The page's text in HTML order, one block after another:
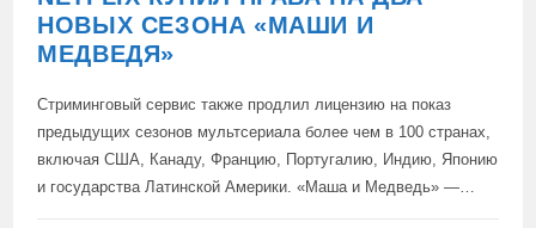
НОВЫХ СЕЗОНА «МАШИ И
МЕДВЕДЯ»
Стриминговый сервис также продлил лицензию на показ
предыдущих сезонов мультсериала более чем в 100 странах,
включая США, Канаду, Францию, Португалию, Индию, Японию
и государства Латинской Америки. «Маша и Медведь» —…